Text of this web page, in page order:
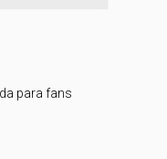
para fans